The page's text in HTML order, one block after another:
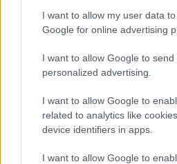
I want to allow my user data
Google for online advertising
I want to allow Google to send
personalized advertising.
I want to allow Google to
related to analytics like
device identifiers in apps.
I want to allow Google to